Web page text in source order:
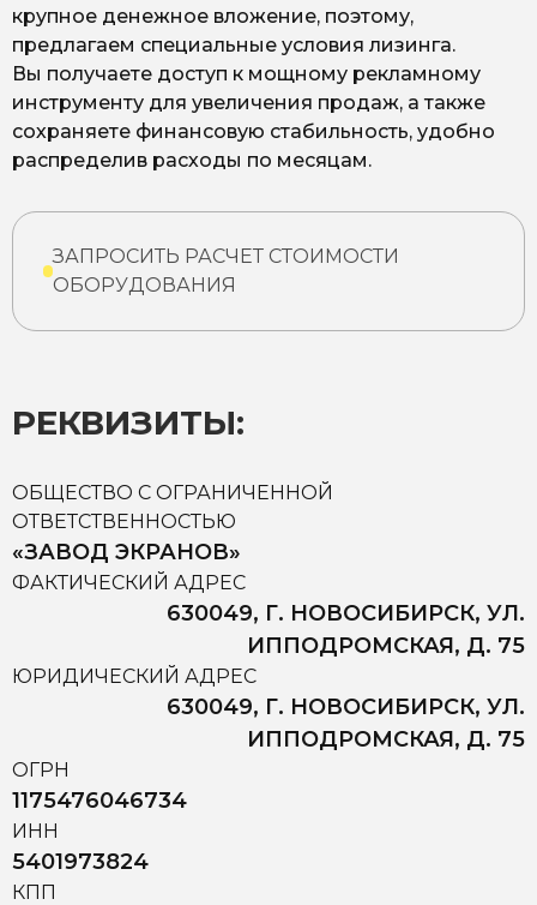
крупное денежное вложение, поэтому,
предлагаем специальные условия лизинга.
Вы получаете доступ к мощному рекламному
инструменту для увеличения продаж, а также
сохраняете финансовую стабильность, удобно
распределив расходы по месяцам.
ЗАПРОСИТЬ РАСЧЕТ СТОИМОСТИ
ОБОРУДОВАНИЯ
РЕКВИЗИТЫ:
ОБЩЕСТВО С ОГРАНИЧЕННОЙ
ОТВЕТСТВЕННОСТЬЮ
«ЗАВОД ЭКРАНОВ»
ФАКТИЧЕСКИЙ АДРЕС
630049, Г. НОВОСИБИРСК, УЛ.
ИППОДРОМСКАЯ, Д. 75
ЮРИДИЧЕСКИЙ АДРЕС
630049, Г. НОВОСИБИРСК, УЛ.
ИППОДРОМСКАЯ, Д. 75
ОГРН
1175476046734
ИНН
5401973824
КПП